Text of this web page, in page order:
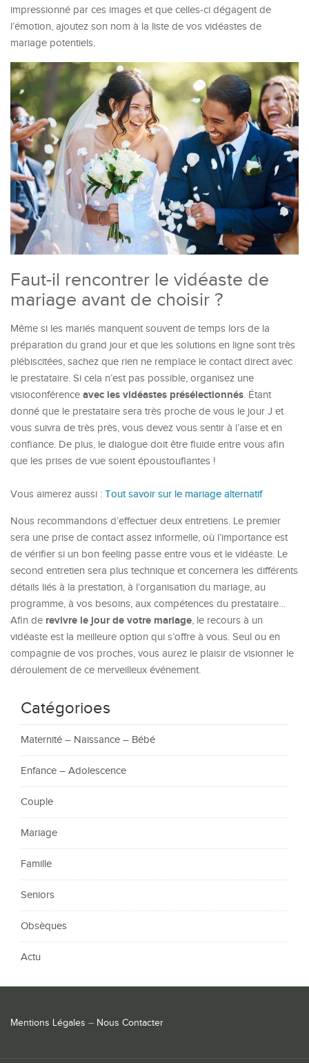
impressionné par ces images et que celles-ci dégagent de
l’émotion, ajoutez son nom à la liste de vos vidéastes de
mariage potentiels.
Faut-il rencontrer le vidéaste de
mariage avant de choisir ?
Même si les mariés manquent souvent de temps lors de la
préparation du grand jour et que les solutions en ligne sont très
plébiscitées, sachez que rien ne remplace le contact direct avec
le prestataire. Si cela n’est pas possible, organisez une
visioconférence avec les vidéastes présélectionnés. Étant
donné que le prestataire sera très proche de vous le jour J et
vous suivra de très près, vous devez vous sentir à l’aise et en
confiance. De plus, le dialogue doit être fluide entre vous afin
que les prises de vue soient époustouflantes !
Vous aimerez aussi : Tout savoir sur le mariage alternatif
Nous recommandons d’effectuer deux entretiens. Le premier
sera une prise de contact assez informelle, où l’importance est
de vérifier si un bon feeling passe entre vous et le vidéaste. Le
second entretien sera plus technique et concernera les différents
détails liés à la prestation, à l’organisation du mariage, au
programme, à vos besoins, aux compétences du prestataire…
Afin de revivre le jour de votre mariage, le recours à un
vidéaste est la meilleure option qui s’offre à vous. Seul ou en
compagnie de vos proches, vous aurez le plaisir de visionner le
déroulement de ce merveilleux événement.
Catégorioes
Maternité – Naissance – Bébé
Enfance – Adolescence
Couple
Mariage
Famille
Seniors
Obsèques
Actu
Mentions Légales – Nous Contacter